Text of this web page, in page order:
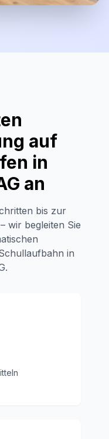
auf
in
an
bis zur
wir begleiten Sie
in
.